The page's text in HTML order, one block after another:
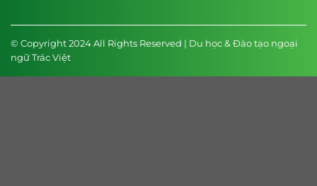
© Copyright 2024 All Rights Reserved | Du học & Đào tạo ngoại
ngữ Trác Việt